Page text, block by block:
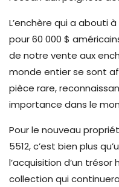
L’enchère qui a abouti
pour 60 000 $
de notre vente aux
monde entier se sont
pièce rare,
importance dans le
Pour le nouveau
5512, c’est bien plus
l’acquisition d’un
collection qui